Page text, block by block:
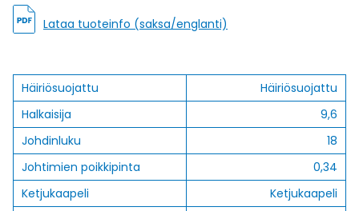
Lataa tuoteinfo (saksa/englanti)
Häiriösuojattu
Häiriösuojattu
Halkaisija
9,6
Johdinluku
18
Johtimien poikkipinta
0,34
Ketjukaapeli
Ketjukaapeli